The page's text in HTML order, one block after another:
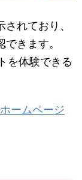
れており、
きます。
体験できる
ホームページ